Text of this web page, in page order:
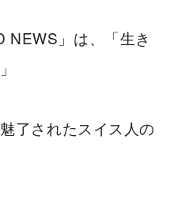
NEWS」は、「生き
学びたい」
了されたスイス人の